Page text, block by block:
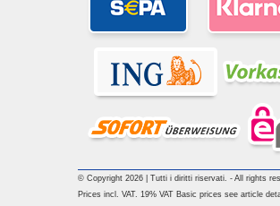
© Copyright 2026 | Tutti i diritti riservati. - All rights
Prices incl. VAT. 19% VAT Basic prices see article